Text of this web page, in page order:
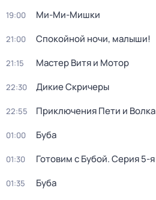
19:00 Ми-Ми-Мишки
21:00 Спокойной ночи, малыши!
21:15 Мастер Витя и Мотор
22:30 Дикие Скричеры
22:55 Приключения Пети и Волка
01:00 Буба
01:30 Готовим с Бубой. Серия 5-я
01:35 Буба